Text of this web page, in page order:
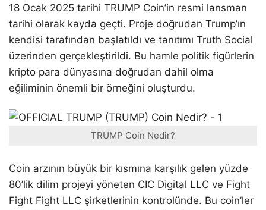
18 Ocak 2025 tarihi TRUMP Coin’in resmi lansman
tarihi olarak kayda geçti. Proje doğrudan Trump’ın
kendisi tarafından başlatıldı ve tanıtımı Truth Social
üzerinden gerçekleştirildi. Bu hamle politik figürlerin
kripto para dünyasına doğrudan dahil olma
eğiliminin önemli bir örneğini oluşturdu.
TRUMP Coin Nedir?
Coin arzının büyük bir kısmına karşılık gelen yüzde
80’lik dilim projeyi yöneten CIC Digital LLC ve Fight
Fight Fight LLC şirketlerinin kontrolünde. Bu coin’ler